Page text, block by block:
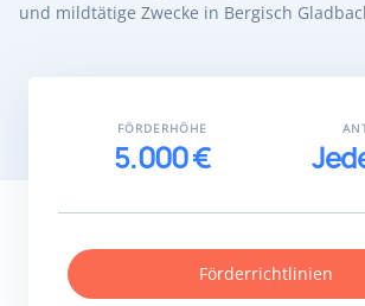
und mildtätige Zwecke in Bergisch
FÖRDERHÖHE
5.000 €
Förderrichtlinien